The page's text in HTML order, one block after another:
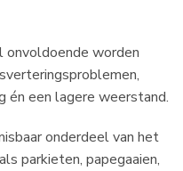
onvoldoende worden
én een lagere weerstand.
onderdeel van het
parkieten, papegaaien,